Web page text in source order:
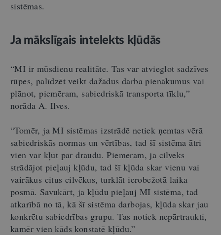
sistēmas.
Ja mākslīgais intelekts kļūdās
“MI ir mūsdienu realitāte. Tas var atvieglot sadzīves
rūpes, palīdzēt veikt dažādus darba pienākumus vai
plānot, piemēram, sabiedriskā transporta tīklu,”
norāda A. Ilves.
“Tomēr, ja MI sistēmas izstrādē netiek ņemtas vērā
sabiedriskās normas un vērtības, tad šī sistēma ātri
vien var kļūt par draudu. Piemēram, ja cilvēks
strādājot pieļauj kļūdu, tad šī kļūda skar vienu vai
vairākus citus cilvēkus, turklāt ierobežotā laika
posmā. Savukārt, ja kļūdu pieļauj MI sistēma, tad
atkarībā no tā, kā šī sistēma darbojas, kļūda skar jau
konkrētu sabiedrības grupu. Tas notiek nepārtraukti,
kamēr vien kāds konstatē kļūdu.”